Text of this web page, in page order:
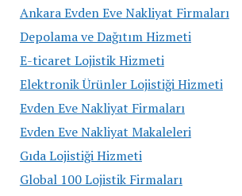
Ankara Evden Eve Nakliyat Firmaları
Depolama ve Dağıtım Hizmeti
E-ticaret Lojistik Hizmeti
Elektronik Ürünler Lojistiği Hizmeti
Evden Eve Nakliyat Firmaları
Evden Eve Nakliyat Makaleleri
Gıda Lojistiği Hizmeti
Global 100 Lojistik Firmaları